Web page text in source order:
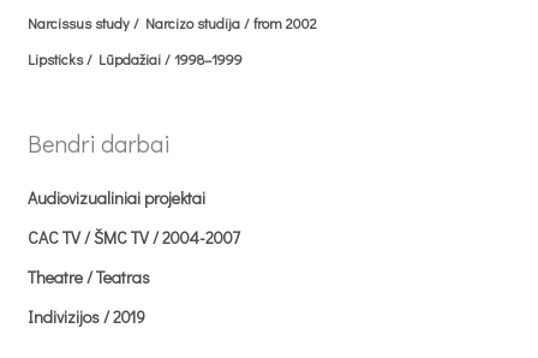
Narcissus study / Narcizo studija / from 2002
Lipsticks / Lūpdažiai / 1998–1999
Bendri darbai
Audiovizualiniai projektai
CAC TV / ŠMC TV / 2004-2007
Theatre / Teatras
Indivizijos / 2019